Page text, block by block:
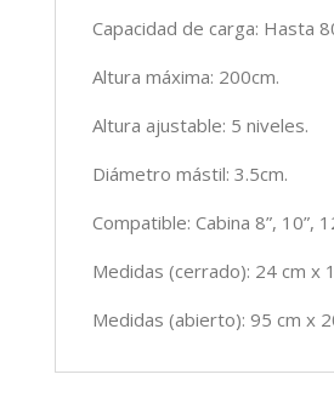
Capacidad de carga: Hasta
Altura máxima: 200cm.
Altura ajustable: 5 niveles.
Diámetro mástil: 3.5cm.
Compatible: Cabina 8”, 10”,
Medidas (cerrado): 24 cm x
Medidas (abierto): 95 cm x